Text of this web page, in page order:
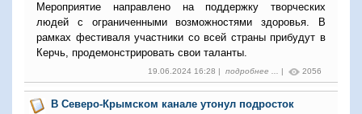
Мероприятие направлено на поддержку творческих
людей с ограниченными возможностями здоровья. В
рамках фестиваля участники со всей страны прибудут в
Керчь, продемонстрировать свои таланты.
19.06.2024 16:28 | подробнее ... | 2056
В Северо-Крымском канале утонул подросток